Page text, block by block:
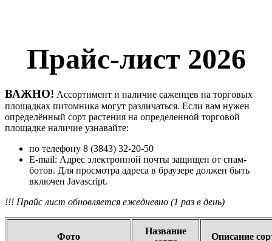
Прайс-лист 2026
ВАЖНО! Ассортимент и наличие саженцев на торговых
площадках питомника могут различаться. Если вам нужен
определённый сорт растения на определенной торговой
площадке наличие узнавайте:
по телефону 8 (3843) 32-20-50
E-mail: Адрес электронной почты защищен от спам-
ботов. Для просмотра адреса в браузере должен быть
включен Javascript.
!!! Прайс лист обновляется ежедневно (1 раз в день)
Фото
Название
Описание